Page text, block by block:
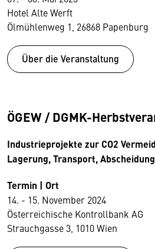
Hotel Alte Werft
Ölmühlenweg 1, 26868 Papenburg
Über die Veranstaltung
ÖGEW / DGMK-
Industrieprojekte zur CO2
Lagerung, Transport,
Termin | Ort
14. - 15. November 2024
Österreichische Kontrollbank AG
Strauchgasse 3, 1010 Wien